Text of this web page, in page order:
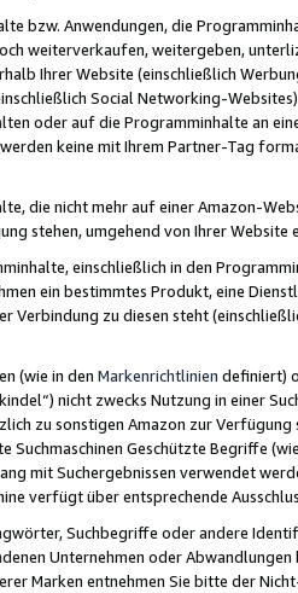
bzw. Anwendungen, die
weiterverkaufen, weitergeben,
Ihrer Website (einschließlich
Social Networking-
oder auf die Programminhalte an
keine mit Ihrem Partner-Tag
die nicht mehr auf einer Amazon-
stehen, umgehend von Ihrer
einschließlich in den
ein bestimmtes Produkt, eine
Verbindung zu diesen steht
(wie in den Markenrichtlinien definiert)
nicht zwecks Nutzung in einer
zu sonstigen Amazon zur
Suchmaschinen Geschützte Begriffe
mit Suchergebnissen verwendet
verfügt über entsprechende
Suchbegriffe oder andere
Unternehmen oder
Marken entnehmen Sie bitte der